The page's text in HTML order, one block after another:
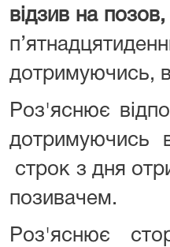
відзив на
дотримуючись,
Роз'яснює
дотримуючись
строк з дня
позивачем.
Роз'яснює